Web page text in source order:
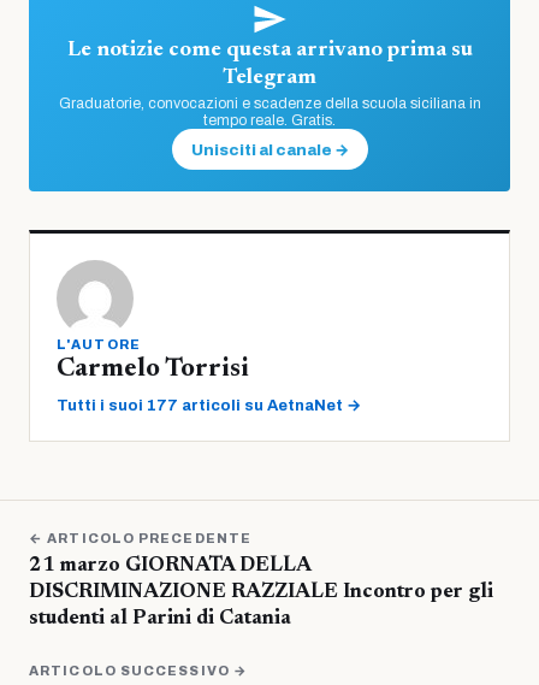
Le notizie come questa arrivano prima su
Telegram
Graduatorie, convocazioni e scadenze della scuola siciliana in
tempo reale. Gratis.
Unisciti al canale →
L'AUTORE
Carmelo Torrisi
Tutti i suoi 177 articoli su AetnaNet →
← ARTICOLO PRECEDENTE
21 marzo GIORNATA DELLA
DISCRIMINAZIONE RAZZIALE Incontro per gli
studenti al Parini di Catania
ARTICOLO SUCCESSIVO →